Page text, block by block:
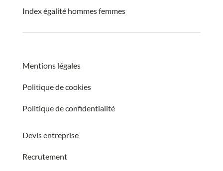
Index égalité hommes femmes
Mentions légales
Politique de cookies
Politique de confidentialité
Devis entreprise
Recrutement